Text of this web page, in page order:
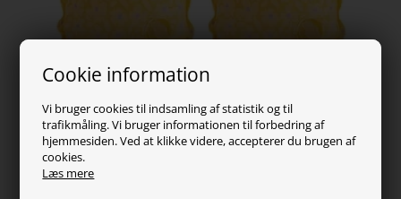
Cookie information
Vi bruger cookies til indsamling af statistik og til
trafikmåling. Vi bruger informationen til forbedring af
hjemmesiden. Ved at klikke videre, accepterer du brugen af
cookies.
Læs mere
89,00DKK